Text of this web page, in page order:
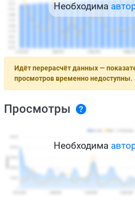
Необходима
Идёт перерасчёт данных —
просмотров временно недоступны.
Просмотры
Необходима